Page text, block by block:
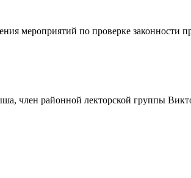
мероприятий по проверке законности
член районной лекторской группы